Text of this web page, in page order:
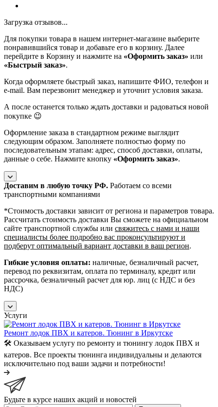
Загрузка отзывов...
Для покупки товара в нашем интернет-магазине выберите
понравившийся товар и добавьте его в корзину. Далее
перейдите в Корзину и нажмите на «Оформить заказ» или
«Быстрый заказ».
Когда оформляете быстрый заказ, напишите ФИО, телефон и
e-mail. Вам перезвонит менеджер и уточнит условия заказа.
А после останется только ждать доставки и радоваться новой
покупке 😉
Оформление заказа в стандартном режиме выглядит
следующим образом. Заполняете полностью форму по
последовательным этапам: адрес, способ доставки, оплаты,
данные о себе. Нажмите кнопку «Оформить заказ».
Доставим в любую точку РФ. Работаем со всеми
транспортными компаниями
*Cтоимость доставки зависит от региона и параметров товара.
Рассчитать стоимость доставки Вы сможете на официальном
сайте транспортной службы или свяжитесь с нами и наши
специалисты более подробно вас проконсультируют и
подберут оптимальный вариант доставки в ваш регион.
Гибкие условия оплаты: наличные, безналичный расчет,
перевод по реквизитам, оплата по терминалу, кредит или
рассрочка, безналичный расчет для юр. лиц (с НДС и без
НДС)
Услуги
Ремонт лодок ПВХ и катеров. Тюнинг в Иркутске
🛠️ Оказываем услугу по ремонту и тюнингу лодок ПВХ и
катеров. Все проекты тюнинга индивидуальны и делаются
исключительно под ваши задачи и потребности!
Будьте в курсе наших акций и новостей